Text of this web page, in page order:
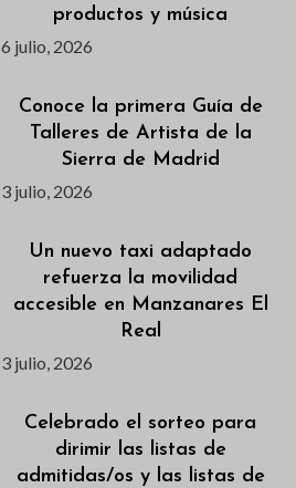
productos y música
6 julio, 2026
Conoce la primera Guía de
Talleres de Artista de la
Sierra de Madrid
3 julio, 2026
Un nuevo taxi adaptado
refuerza la movilidad
accesible en Manzanares El
Real
3 julio, 2026
Celebrado el sorteo para
dirimir las listas de
admitidas/os y las listas de